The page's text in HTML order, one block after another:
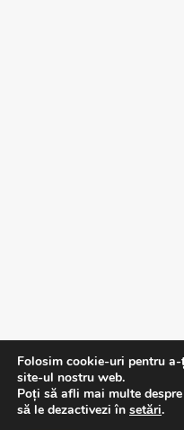
Folosim cookie-uri pentru
site-ul nostru web.
Poți să afli mai multe
să le dezactivezi în setări.